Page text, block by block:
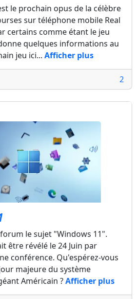
le prochain opus de la célèbre
sur téléphone mobile Real
certains comme étant le jeu
quelques informations au
jeu ici... Afficher plus
2
le sujet "Windows 11".
être révélé le 24 Juin par
conférence. Qu'espérez-vous
majeure du système
Américain ?Afficher plus